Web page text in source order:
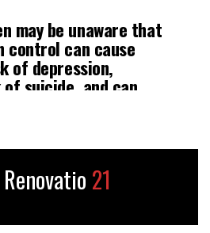
may be unaware that
control can cause
of depression,
suicide, and can
21